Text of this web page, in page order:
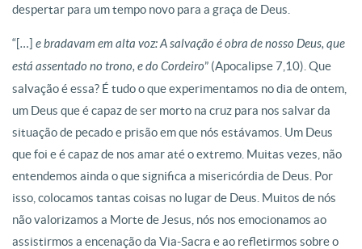
despertar para um tempo novo para a graça de Deus.
“[…] e bradavam em alta voz: A salvação é obra de nosso Deus, que
está assentado no trono, e do Cordeiro” (Apocalipse 7,10). Que
salvação é essa? É tudo o que experimentamos no dia de ontem,
um Deus que é capaz de ser morto na cruz para nos salvar da
situação de pecado e prisão em que nós estávamos. Um Deus
que foi e é capaz de nos amar até o extremo. Muitas vezes, não
entendemos ainda o que significa a misericórdia de Deus. Por
isso, colocamos tantas coisas no lugar de Deus. Muitos de nós
não valorizamos a Morte de Jesus, nós nos emocionamos ao
assistirmos a encenação da Via-Sacra e ao refletirmos sobre o